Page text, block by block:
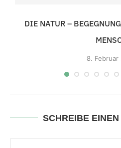
DIE NATUR –
8. Februar
SCHREIBE